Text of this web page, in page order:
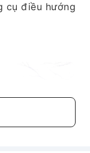
cụ điều hướng